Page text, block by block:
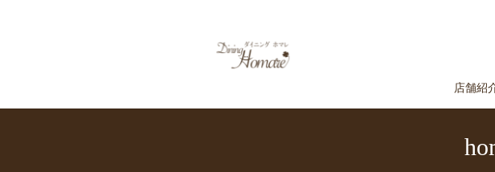
店舗紹